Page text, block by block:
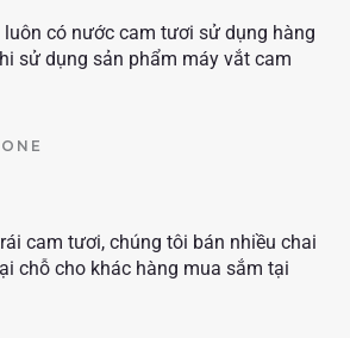
luôn có nước cam tươi sử dụng hàng
sử dụng sản phẩm máy vắt cam
cam tươi, chúng tôi bán nhiều chai
chỗ cho khác hàng mua sắm tại